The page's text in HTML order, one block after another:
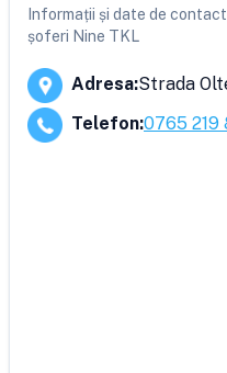
Informații și date de
șoferi Nine TKL
Adresa:Strada
Telefon:0765 219